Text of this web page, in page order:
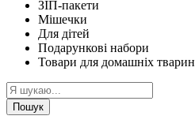
ЗІП-пакети
Мішечки
Для дітей
Подарункові набори
Товари для домашніх тварин
Пошук